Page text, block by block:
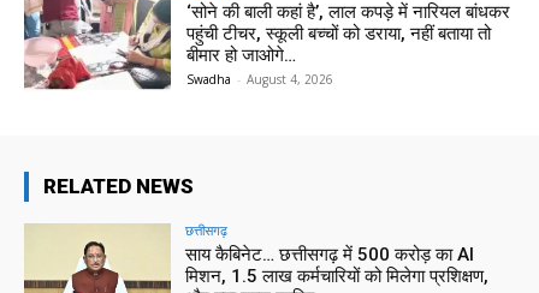
‘सोने की बाली कहां है’, लाल कपड़े में नारियल बांधकर
पहुंची टीचर, स्कूली बच्चों को डराया, नहीं बताया तो
बीमार हो जाओगे…
Swadha - August 4, 2026
RELATED NEWS
छत्तीसगढ़
साय कैबिनेट… छत्तीसगढ़ में 500 करोड़ का AI
मिशन, 1.5 लाख कर्मचारियों को मिलेगा प्रशिक्षण,